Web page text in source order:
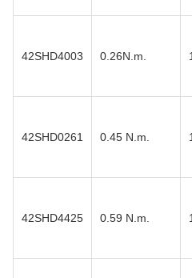
42SHD4003 0.26N.m.
42SHD0261 0.45 N.m.
42SHD4425 0.59 N.m.